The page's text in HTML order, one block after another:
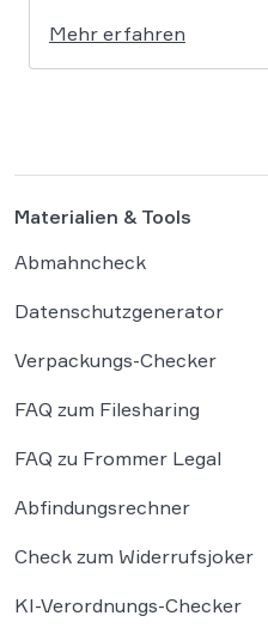
Widerrufsbutton. Wir
Betreiber jetzt
Mehr erfahren
Materialien & Tools
Abmahncheck
Datenschutzgenerator
Verpackungs-Checker
FAQ zum Filesharing
FAQ zu Frommer Legal
Abfindungsrechner
Check zum Widerrufsjoker
KI-Verordnungs-Checker